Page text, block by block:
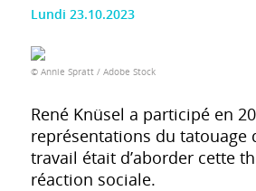
Lundi 23.10.2023
© Annie Spratt / Adobe Stock
René Knüsel a participé en
représentations du tatouage
travail était d’aborder cette
réaction sociale.